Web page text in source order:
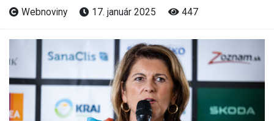
Webnoviny 17. január 2025 447